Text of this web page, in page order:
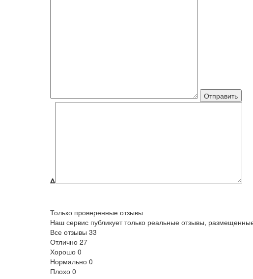
Δ
Только проверенные отзывы
Наш сервис публикует только реальные отзывы,
Все отзывы 33
Отлично 27
Хорошо 0
Нормально 0
Плохо 0